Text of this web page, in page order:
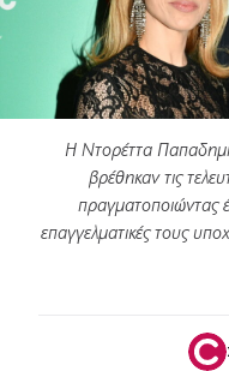
Η Ντορέττα
βρέθηκαν τις
πραγματοποιώντας
επαγγελματικές τους